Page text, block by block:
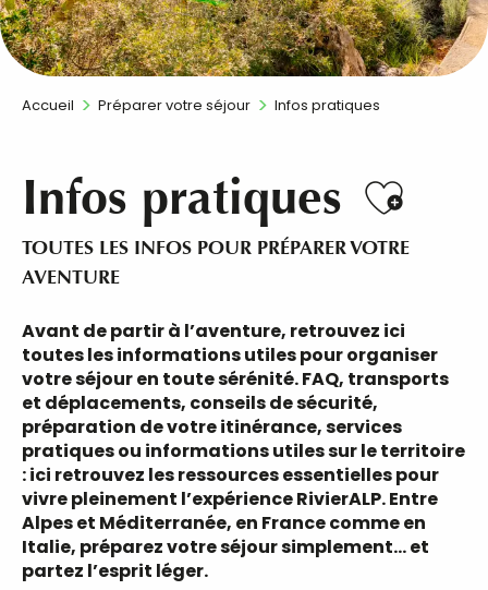
Accueil Préparer votre séjour Infos pratiques
Infos pratiques
TOUTES LES INFOS POUR PRÉPARER VOTRE
AVENTURE
Avant de partir à l’aventure, retrouvez ici
toutes les informations utiles pour organiser
votre séjour en toute sérénité. FAQ, transports
et déplacements, conseils de sécurité,
préparation devotre itinérance, services
pratiques ou informations utiles sur le territoire
: ici retrouvez les ressources essentielles pour
vivre pleinement l’expérience RivierALP. Entre
Alpes et Méditerranée, en France comme en
Italie, préparez votre séjour simplement… et
partez l’esprit léger.